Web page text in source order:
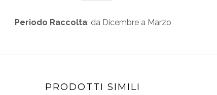
Periodo Raccolta: da Dicembre a Marzo
PRODOTTI SIMILI